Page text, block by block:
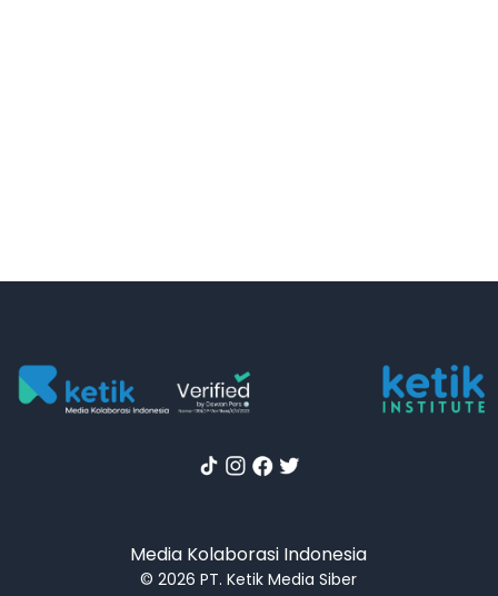
Media Kolaborasi Indonesia
© 2026 PT. Ketik Media Siber